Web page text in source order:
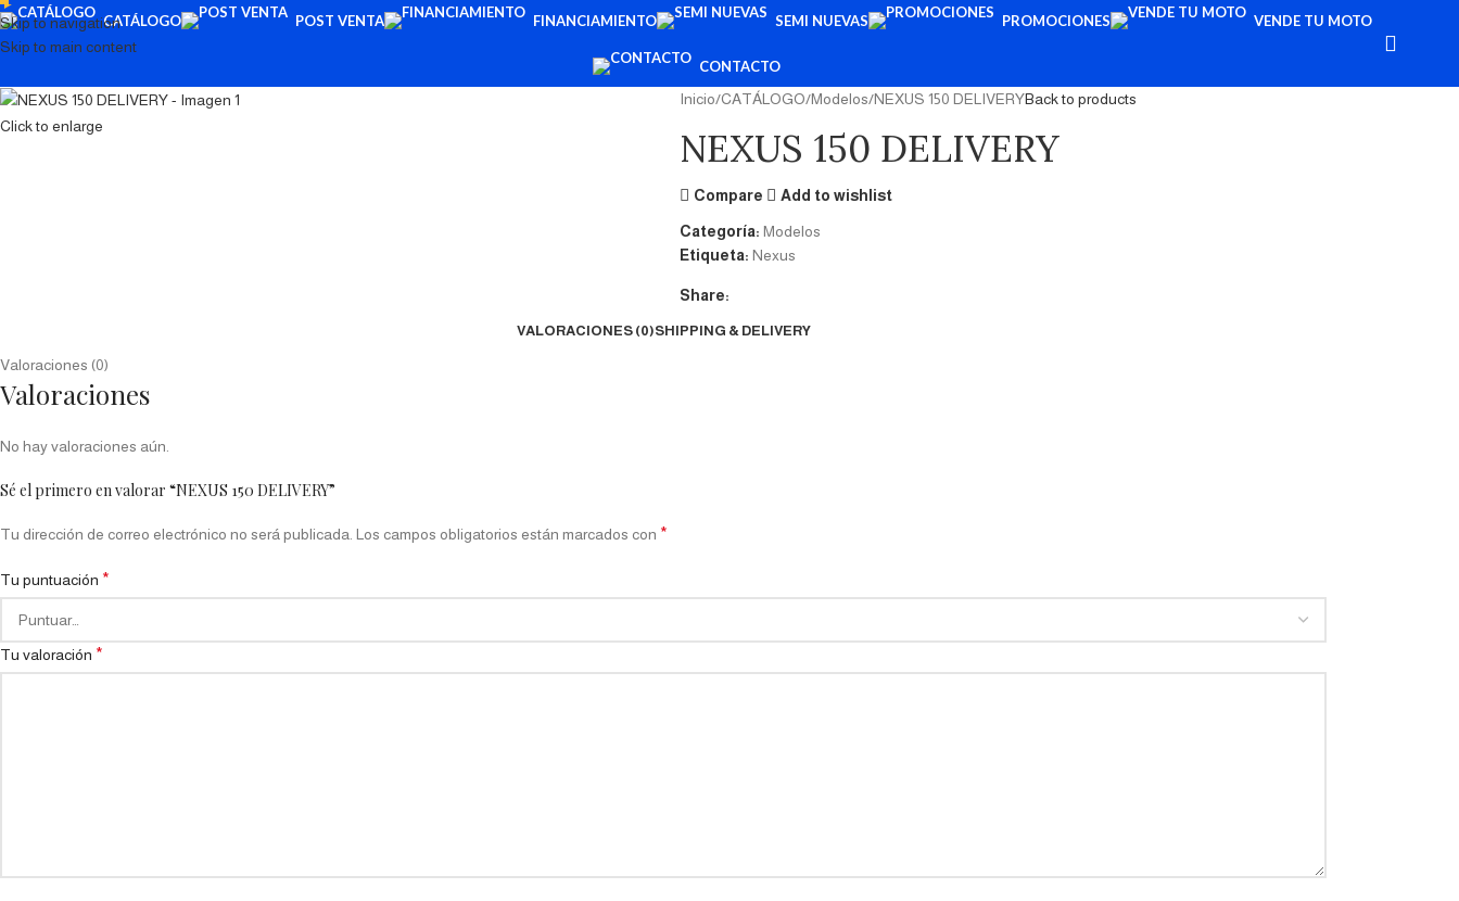
Skip to navigation
Skip to main content
CATÁLOGO POST VENTA FINANCIAMIENTO SEMI NUEVAS PROMOCIONES VENDE TU MOTO
CONTACTO
Click to enlarge
Inicio CATÁLOGO Modelos NEXUS 150 DELIVERYBack to products
NEXUS 150 DELIVERY
Compare Add to wishlist
Categoría: Modelos
Etiqueta: Nexus
Share:
VALORACIONES (0)SHIPPING & DELIVERY
Valoraciones (0)
Valoraciones
No hay valoraciones aún.
Sé el primero en valorar “NEXUS 150 DELIVERY”
Tu dirección de correo electrónico no será publicada. Los campos obligatorios están marcados con *
Tu puntuación *
Tu valoración *